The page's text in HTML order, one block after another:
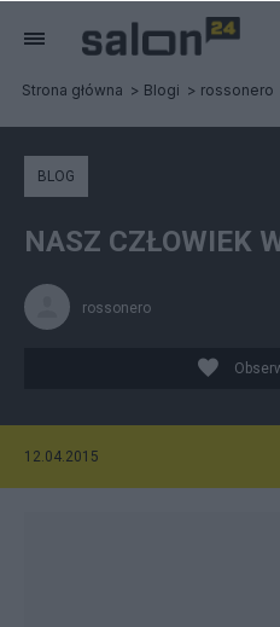
Strona główna Blogi rossonero
BLOG
NASZ CZŁOWIEK
rossonero
12.04.2015